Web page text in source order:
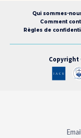
Qui sommes-
Comment
Règles de
Copyright